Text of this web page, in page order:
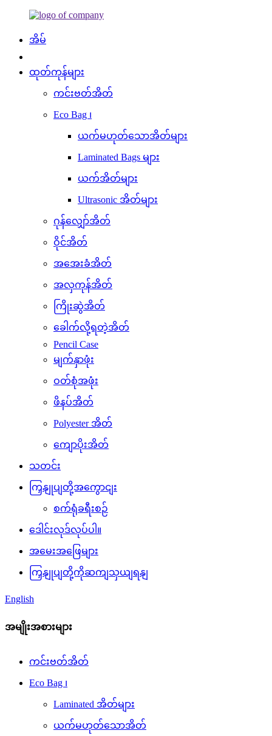
အိမ်
ထုတ်ကုန်များ
ကင်းဗတ်အိတ်
Eco Bag ၊
ယက်မဟုတ်သောအိတ်များ
Laminated Bags များ
ယက်အိတ်များ
Ultrasonic အိတ်များ
ဂုန်လျှော်အိတ်
ဝိုင်အိတ်
အအေးခံအိတ်
အလှကုန်အိတ်
ကြိုးဆွဲအိတ်
ခေါက်လို့ရတဲ့အိတ်
Pencil Case
မျက်နှာဖုံး
ဝတ်စုံအဖုံး
ဖိနပ်အိတ်
Polyester အိတ်
ကျောပိုးအိတ်
သတင်း
ကြှနျုပျတို့အကွောငျး
စက်ရုံခရီးစဉ်
ဒေါင်းလုဒ်လုပ်ပါ။
အမေးအဖြေများ
ကြှနျုပျတို့ကိုဆကျသှယျရနျ
English
အမျိုးအစားများ
ကင်းဗတ်အိတ်
Eco Bag ၊
Laminated အိတ်များ
ယက်မဟုတ်သောအိတ်